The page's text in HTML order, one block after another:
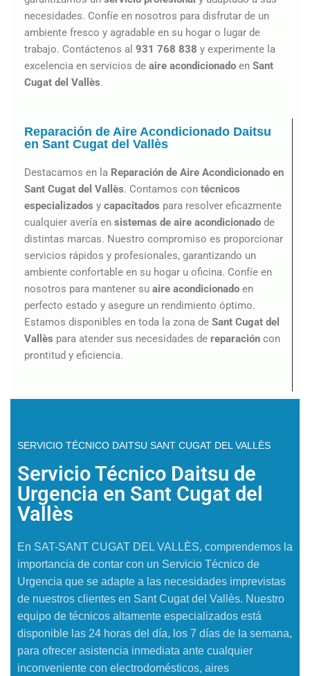
necesidades. Confíe en nosotros para disfrutar de un
ambiente fresco y agradable en su hogar o lugar de
trabajo. Contáctenos al 931 768 838 y experimente la
excelencia en servicios de aire acondicionado en Sant
Cugat del Vallès.
Reparación de Aire Acondicionado Daitsu
en Sant Cugat del Vallès
Destacamos en la Reparación de Aire Acondicionado en
Sant Cugat del Vallès. Contamos con técnicos
especializados y capacitados para resolver eficazmente
cualquier avería en sistemas de aire acondicionado de
distintas marcas. Nuestro compromiso es proporcionar
servicios rápidos y profesionales, garantizando un
ambiente confortable en su hogar u oficina. Confíe en
nosotros para mantener su aire acondicionado en
perfecto estado y asegure un rendimiento óptimo.
Estamos disponibles en toda la zona de Sant Cugat del
Vallès para atender sus necesidades de reparación con
prontitud y eficiencia.
SERVICIO TÉCNICO DAITSU SANT CUGAT DEL VALLÈS
Servicio Técnico Daitsu de
Urgencia en Sant Cugat del
Vallès
En SAT-SANT CUGAT DEL VALLÈS, comprendemos la
importancia de contar con un Servicio Técnico de
Urgencia que se adapte a las necesidades imprevistas
de nuestros clientes en Sant Cugat del Vallès. Nuestro
equipo de técnicos altamente especializados está
disponible las 24 horas del día, los 7 días de la semana,
para ofrecer asistencia inmediata ante cualquier
inconveniente con electrodomésticos, aires